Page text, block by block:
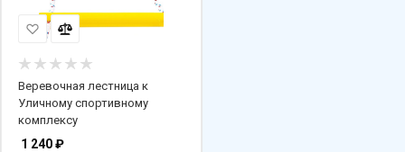
Веревочная лестница к
Уличному спортивному
комплексу
1 240₽